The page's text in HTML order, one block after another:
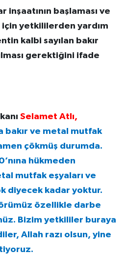
başlaması ve
için yetkililerden yardım
kalbi sayılan bakır
gerektiğini ifade
Selamet Atlı,
bakır ve metal mutfak
çökmüş durumda.
hükmeden
mutfak eşyaları ve
diyecek kadar yoktur.
özellikle darbe
Bizim yetkililer buraya
Allah razı olsun, yine